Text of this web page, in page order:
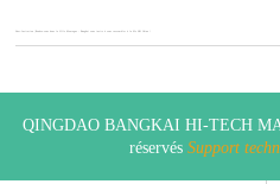
QINGDAO BANGKAI HI-TECH
réservés Support